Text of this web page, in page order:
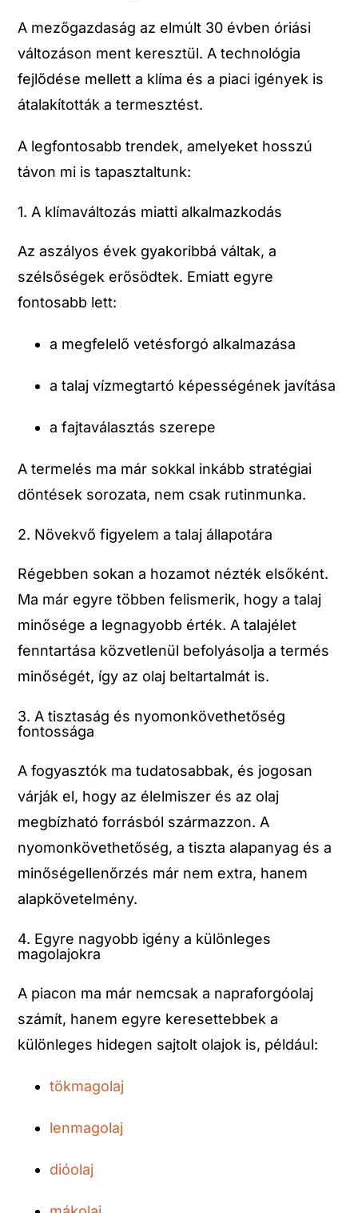
A mezőgazdaság az elmúlt 30 évben óriási
változáson ment keresztül. A technológia
fejlődése mellett a klíma és a piaci igények is
átalakították a termesztést.
A legfontosabb trendek, amelyeket hosszú
távon mi is tapasztaltunk:
1. A klímaváltozás miatti alkalmazkodás
Az aszályos évek gyakoribbá váltak, a
szélsőségek erősödtek. Emiatt egyre
fontosabb lett:
a megfelelő vetésforgó alkalmazása
a talaj vízmegtartó képességének javítása
a fajtaválasztás szerepe
A termelés ma már sokkal inkább stratégiai
döntések sorozata, nem csak rutinmunka.
2. Növekvő figyelem a talaj állapotára
Régebben sokan a hozamot nézték elsőként.
Ma már egyre többen felismerik, hogy a talaj
minősége a legnagyobb érték. A talajélet
fenntartása közvetlenül befolyásolja a termés
minőségét, így az olaj beltartalmát is.
3. A tisztaság és nyomonkövethetőség
fontossága
A fogyasztók ma tudatosabbak, és jogosan
várják el, hogy az élelmiszer és az olaj
megbízható forrásból származzon. A
nyomonkövethetőség, a tiszta alapanyag és a
minőségellenőrzés már nem extra, hanem
alapkövetelmény.
4. Egyre nagyobb igény a különleges
magolajokra
A piacon ma már nemcsak a napraforgóolaj
számít, hanem egyre keresettebbek a
különleges hidegen sajtolt olajok is, például:
tökmagolaj
lenmagolaj
dióolaj